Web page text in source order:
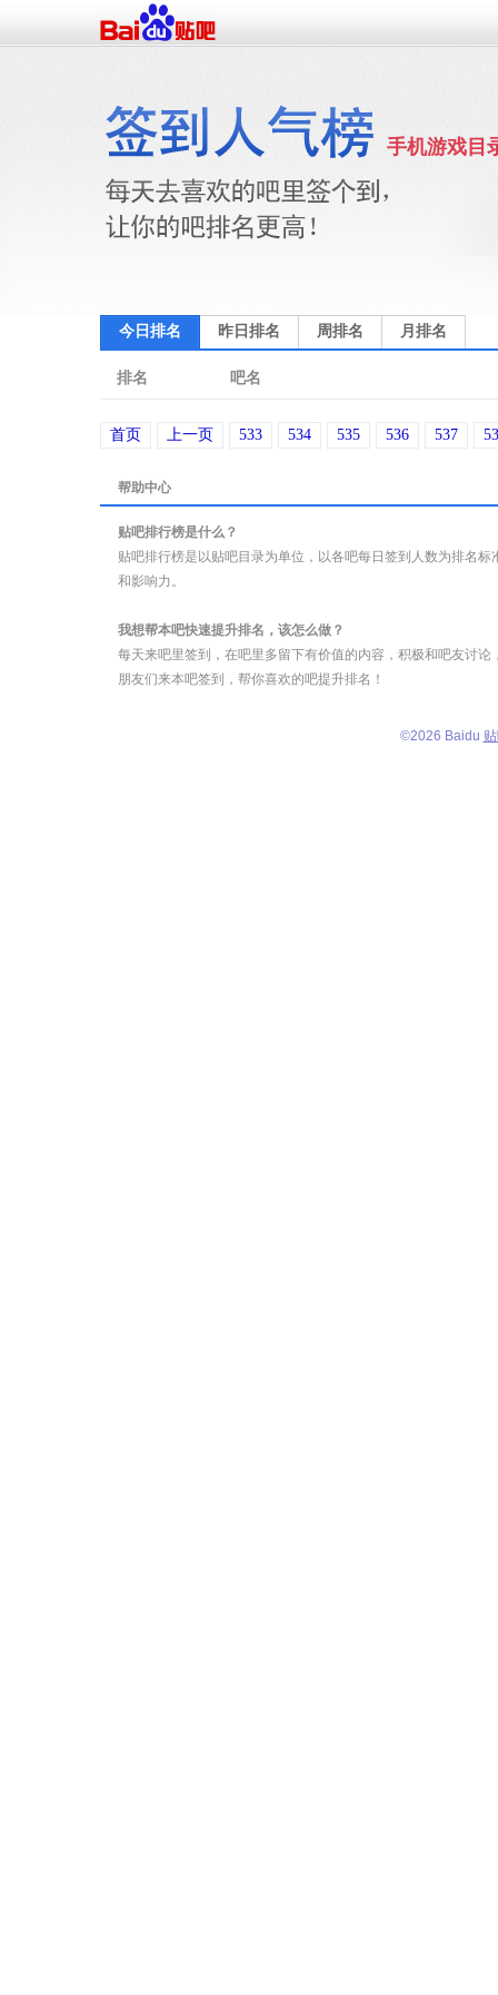
手机游戏目
今日排名 昨日排名 周排名 月排名
排名 吧名
首页 上一页 533 534 535 536 537
帮助中心
贴吧排行榜是什么？
贴吧排行榜是以贴吧目录为单位，以各吧每日签到人数为排名
和影响力。
我想帮本吧快速提升排名，该怎么做？
每天来吧里签到，在吧里多留下有价值的内容，积极和吧友讨
朋友们来本吧签到，帮你喜欢的吧提升排名！
©2026 Baidu